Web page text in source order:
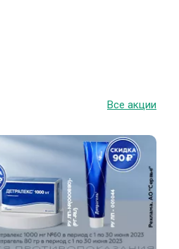
Все акции